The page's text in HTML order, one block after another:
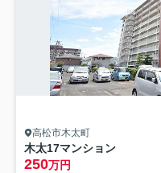
高松市木太町
木太17マンション
250万円